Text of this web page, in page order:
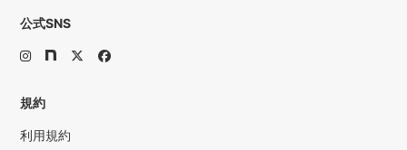
公式SNS
規約
利用規約